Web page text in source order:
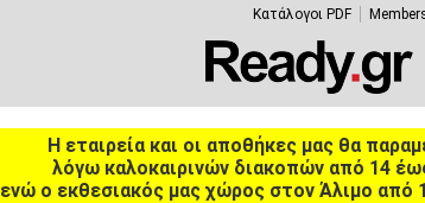
Κατάλογοι PDF
Η εταιρεία και οι αποθήκες μας θα
λόγω καλοκαιρινών διακοπών από 14
ενώ ο εκθεσιακός μας χώρος στον Άλιμο από